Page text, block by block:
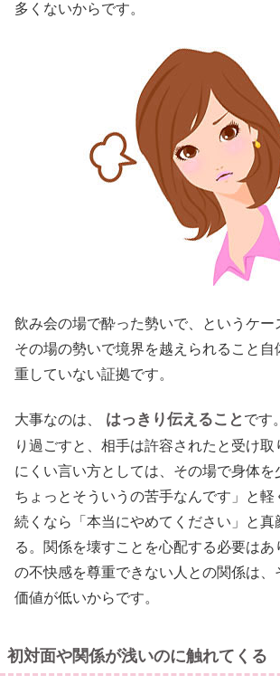
多くないからです。
飲み会の場で酔った勢いで、というケー
その場の勢いで境界を越えられること自
重していない証拠です。
大事なのは、 はっきり伝えること です
り過ごすと、相手は許容されたと受け取
にくい言い方としては、その場で身体を
ちょっとそういうの苦手なんです」と軽
続くなら「本当にやめてください」と真
る。関係を壊すことを心配する必要はあ
の不快感を尊重できない人との関係は、
価値が低いからです。
初対面や関係が浅いのに触れてくる